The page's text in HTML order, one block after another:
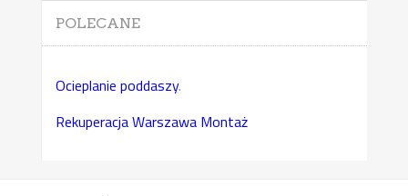
POLECANE
Ocieplanie poddaszy.
Rekuperacja Warszawa Montaż